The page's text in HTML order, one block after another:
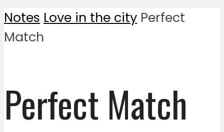
Notes Love in the city Perfect
Match
Perfect Match